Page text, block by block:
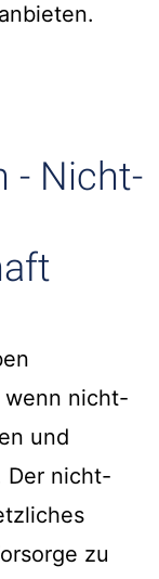
- Nicht-
wenn nicht-
und
Der nicht-
zu